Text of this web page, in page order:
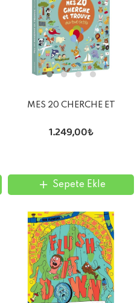
MES 20 CHERCHE ET
1.249,00₺
Sepete Ekle